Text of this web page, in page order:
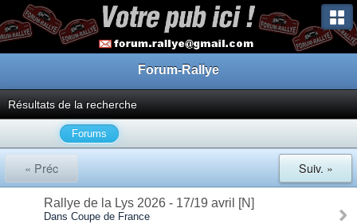
Forum-Rallye
Résultats de la recherche
Forums
« Préc Suiv. »
Rallye de la Lys 2026 - 17/19 avril [N]
Dans Coupe de France